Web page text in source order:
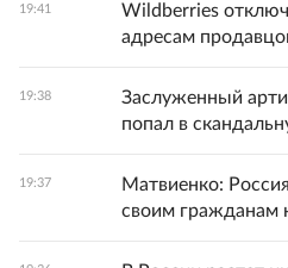
19:41
Wildberries
адресам
19:38
Заслуженный
попал в
19:37
Матвиенко:
своим гражданам